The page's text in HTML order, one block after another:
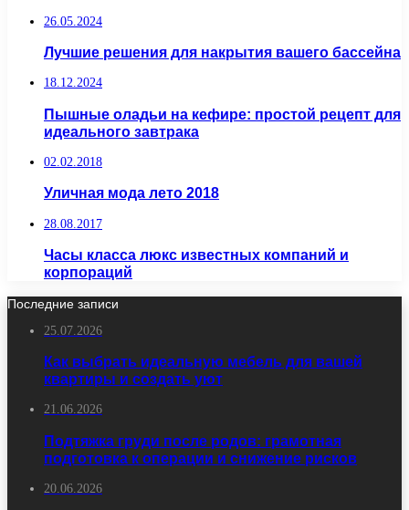
26.05.2024
Лучшие решения для накрытия вашего бассейна
18.12.2024
Пышные оладьи на кефире: простой рецепт для
идеального завтрака
02.02.2018
Уличная мода лето 2018
28.08.2017
Часы класса люкс известных компаний и
корпораций
Последние записи
25.07.2026
Как выбрать идеальную мебель для вашей
квартиры и создать уют
21.06.2026
Подтяжка груди после родов: грамотная
подготовка к операции и снижение рисков
20.06.2026